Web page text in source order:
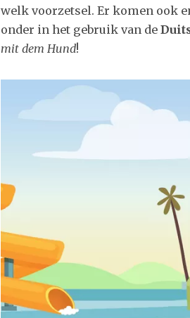
welk voorzetsel. Er komen ook
onder in het gebruik van de
mit dem Hund!